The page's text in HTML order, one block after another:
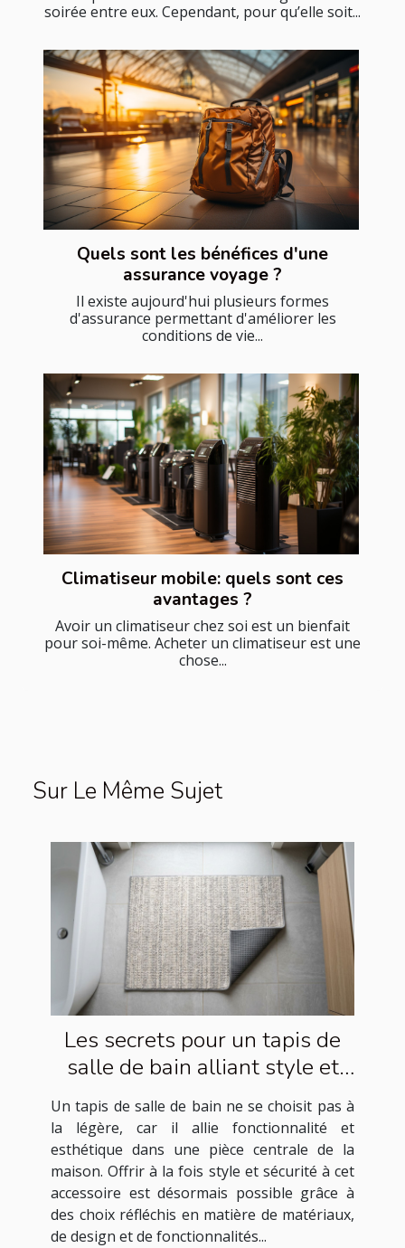
soirée entre eux. Cependant, pour qu’elle soit...
Quels sont les bénéfices d'une
assurance voyage ?
Il existe aujourd'hui plusieurs formes
d'assurance permettant d'améliorer les
conditions de vie...
Climatiseur mobile: quels sont ces
avantages ?
Avoir un climatiseur chez soi est un bienfait
pour soi-même. Acheter un climatiseur est une
chose...
Sur Le Même Sujet
Les secrets pour un tapis de
salle de bain alliant style et
sécurité
Un tapis de salle de bain ne se choisit pas à
la légère, car il allie fonctionnalité et
esthétique dans une pièce centrale de la
maison. Offrir à la fois style et sécurité à cet
accessoire est désormais possible grâce à
des choix réfléchis en matière de matériaux,
de design et de fonctionnalités...